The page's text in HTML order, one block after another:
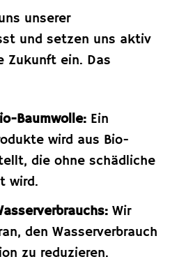
unserer
und setzen uns aktiv
Zukunft ein. Das
Baumwolle:Ein
wird aus Bio-
die ohne schädliche
wird.
Wir
den Wasserverbrauch
zu reduzieren.